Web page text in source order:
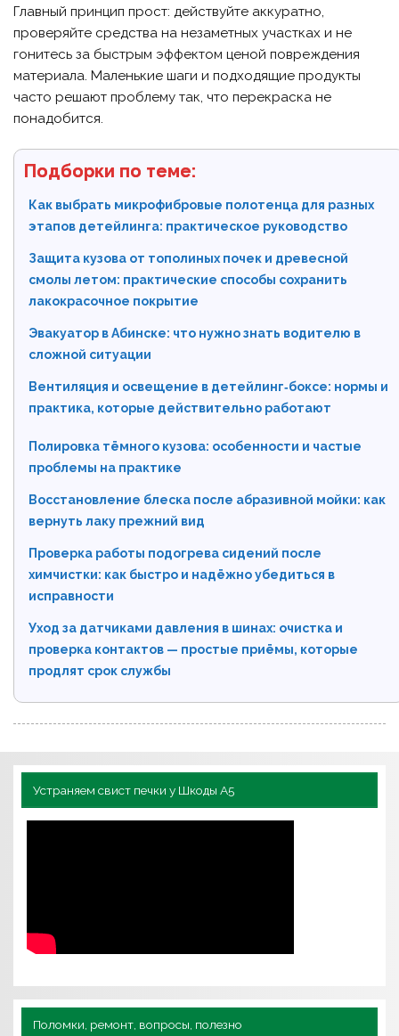
Главный принцип прост: действуйте аккуратно,
проверяйте средства на незаметных участках и не
гонитесь за быстрым эффектом ценой повреждения
материала. Маленькие шаги и подходящие продукты
часто решают проблему так, что перекраска не
понадобится.
Подборки по теме:
Как выбрать микрофибровые полотенца для разных
этапов детейлинга: практическое руководство
Защита кузова от тополиных почек и древесной
смолы летом: практические способы сохранить
лакокрасочное покрытие
Эвакуатор в Абинске: что нужно знать водителю в
сложной ситуации
Вентиляция и освещение в детейлинг‑боксе: нормы и
практика, которые действительно работают
Полировка тёмного кузова: особенности и частые
проблемы на практике
Восстановление блеска после абразивной мойки: как
вернуть лаку прежний вид
Проверка работы подогрева сидений после
химчистки: как быстро и надёжно убедиться в
исправности
Уход за датчиками давления в шинах: очистка и
проверка контактов — простые приёмы, которые
продлят срок службы
Устраняем свист печки у Шкоды А5
Поломки, ремонт, вопросы, полезно